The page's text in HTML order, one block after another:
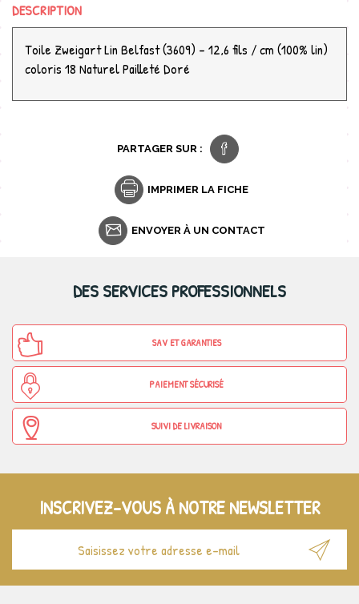
DESCRIPTION
Toile Zweigart Lin Belfast (3609) - 12,6 fils / cm (100% lin)
coloris 18 Naturel Pailleté Doré
PARTAGER SUR :
IMPRIMER LA FICHE
ENVOYER À UN CONTACT
DES SERVICES PROFESSIONNELS
SAV ET GARANTIES
PAIEMENT SÉCURISÉ
SUIVI DE LIVRAISON
INSCRIVEZ-VOUS À NOTRE NEWSLETTER